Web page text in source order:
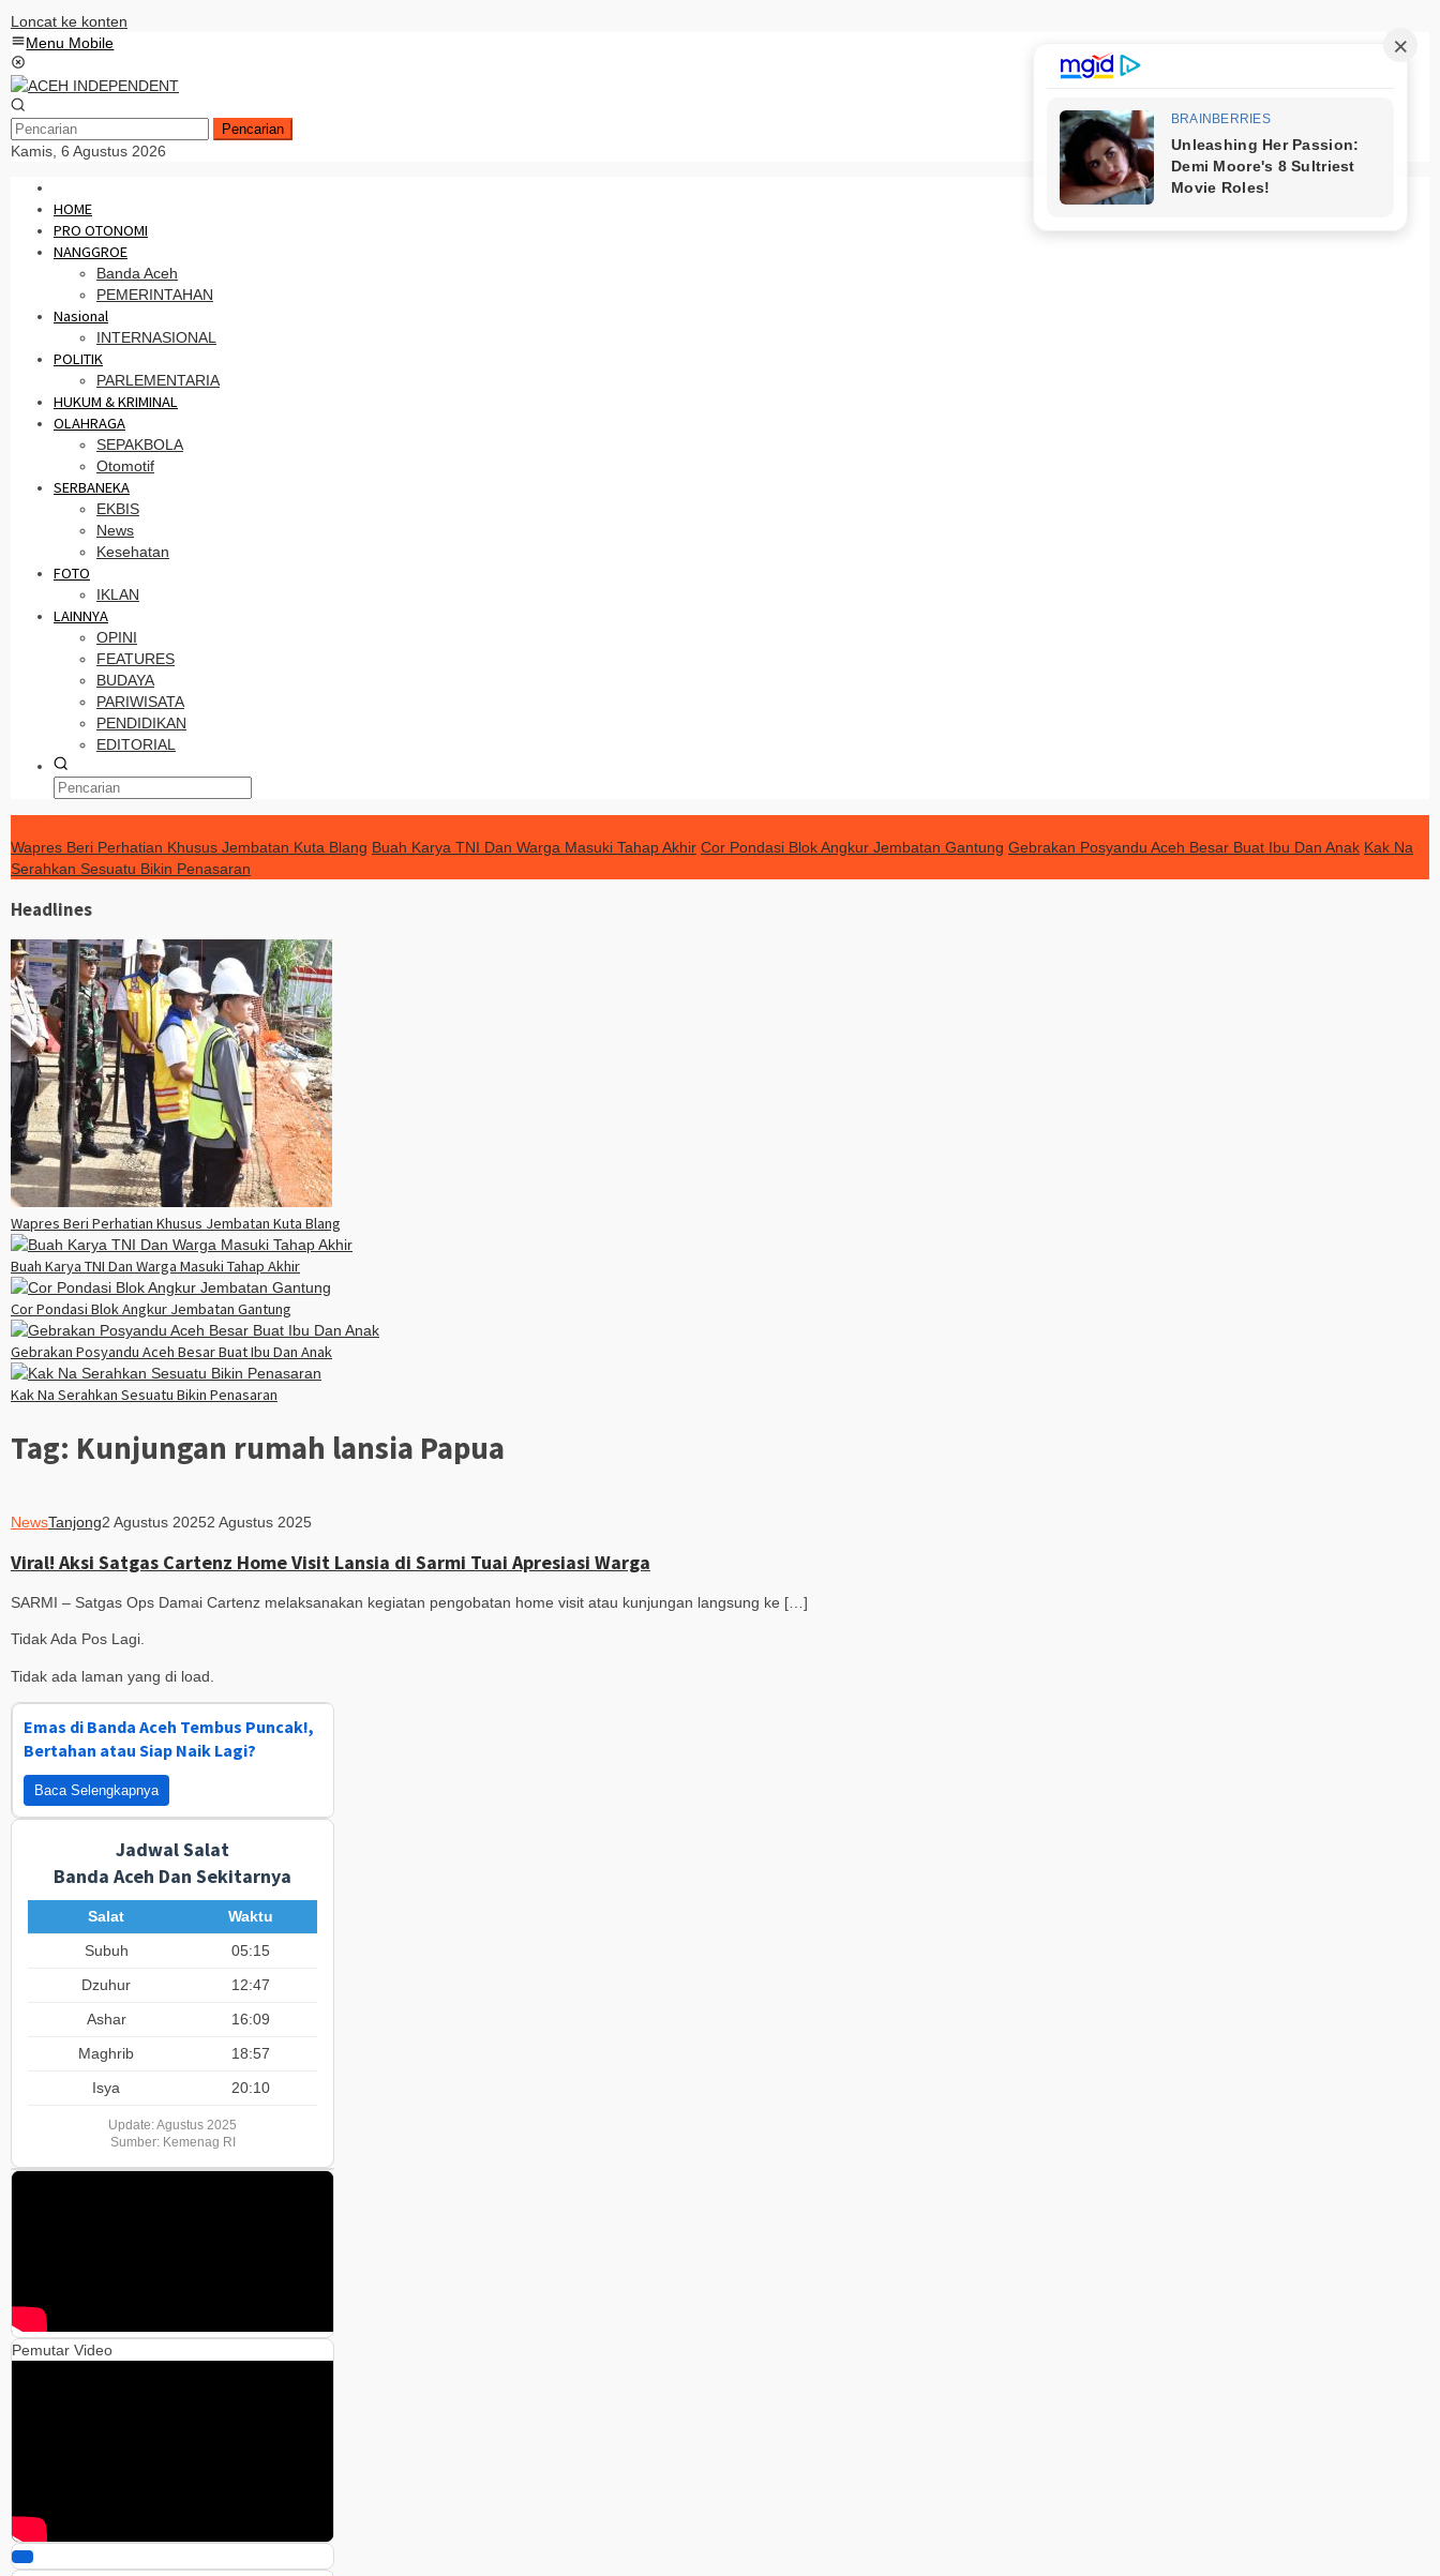
Loncat ke konten
Menu Mobile
Pencarian
Kamis, 6 Agustus 2026
HOME
PRO OTONOMI
NANGGROE
Banda Aceh
PEMERINTAHAN
Nasional
INTERNASIONAL
POLITIK
PARLEMENTARIA
HUKUM & KRIMINAL
OLAHRAGA
SEPAKBOLA
Otomotif
SERBANEKA
EKBIS
News
Kesehatan
FOTO
IKLAN
LAINNYA
OPINI
FEATURES
BUDAYA
PARIWISATA
PENDIDIKAN
EDITORIAL
Wapres Beri Perhatian Khusus Jembatan Kuta Blang Buah Karya TNI Dan Warga Masuki Tahap Akhir Cor Pondasi Blok Angkur Jembatan Gantung Gebrakan Posyandu Aceh Besar Buat Ibu Dan Anak Kak Na
Serahkan Sesuatu Bikin Penasaran
Headlines
Wapres Beri Perhatian Khusus Jembatan Kuta Blang
Buah Karya TNI Dan Warga Masuki Tahap Akhir
Cor Pondasi Blok Angkur Jembatan Gantung
Gebrakan Posyandu Aceh Besar Buat Ibu Dan Anak
Kak Na Serahkan Sesuatu Bikin Penasaran
Tag: Kunjungan rumah lansia Papua
NewsTanjong2 Agustus 20252 Agustus 2025
Viral! Aksi Satgas Cartenz Home Visit Lansia di Sarmi Tuai Apresiasi Warga
SARMI – Satgas Ops Damai Cartenz melaksanakan kegiatan pengobatan home visit atau kunjungan langsung ke […]
Tidak Ada Pos Lagi.
Tidak ada laman yang di load.
Emas di Banda Aceh Tembus Puncak!,
Bertahan atau Siap Naik Lagi?
Baca Selengkapnya
Jadwal Salat
Banda Aceh Dan Sekitarnya
Salat
Waktu
Subuh
05:15
Dzuhur
12:47
Ashar
16:09
Maghrib
18:57
Isya
20:10
Update: Agustus 2025
Sumber: Kemenag RI
Pemutar Video